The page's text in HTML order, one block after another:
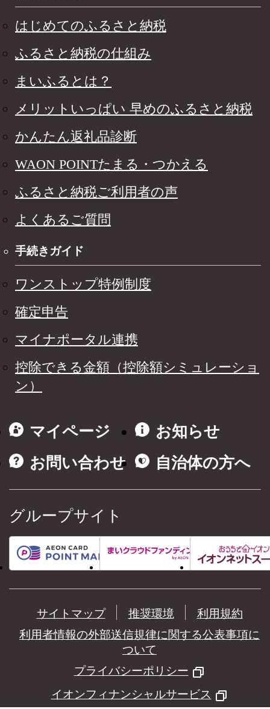
はじめてのふるさと納税
ふるさと納税の仕組み
まいふるとは？
メリットいっぱい 早めのふるさと納税
かんたん返礼品診断
WAON POINTたまる・つかえる
ふるさと納税ご利用者の声
よくあるご質問
手続きガイド
ワンストップ特例制度
確定申告
マイナポータル連携
控除できる金額（控除額シミュレーショ
ン）
マイページ
お知らせ
お問い合わせ
自治体の方へ
グループサイト
サイトマップ 推奨環境
利用規約
利用者情報の外部送信規律に関する公表事項に
ついて
プライバシーポリシー
イオンフィナンシャルサービス